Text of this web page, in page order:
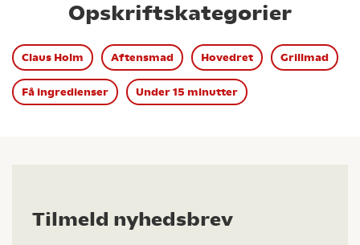
Opskriftskategorier
Claus Holm Aftensmad Hovedret Grillmad
Få ingredienser Under 15 minutter
Tilmeld nyhedsbrev